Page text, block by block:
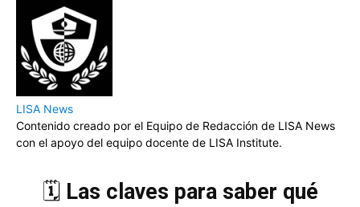
LISA News
Contenido creado por el Equipo de Redacción de LISA News
con el apoyo del equipo docente de LISA Institute.
🗓️ Las claves para saber qué